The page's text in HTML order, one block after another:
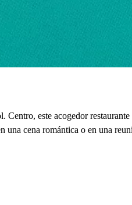
este acogedor
una cena romántica o en una